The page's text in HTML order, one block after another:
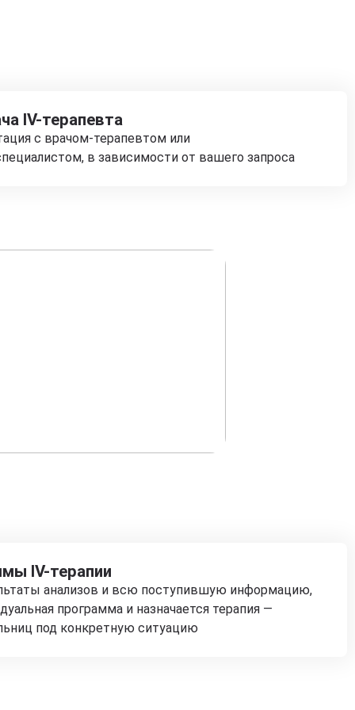
IV-терапевта
с врачом-терапевтом или
в зависимости от вашего запроса
IV-терапии
анализов и всю поступившую информацию,
программа и назначается терапия —
под конкретную ситуацию